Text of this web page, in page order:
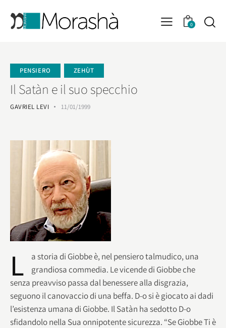
0
PENSIERO ZEHÙT
Il Satàn e il suo specchio
GAVRIEL LEVI 11/01/1999
L
a storia di Giobbe è, nel pensiero talmudico, una
grandiosa commedia. Le vicende di Giobbe che
senza preavviso passa dal benessere alla disgrazia,
seguono il canovaccio di una beffa. D-o si è giocato ai dadi
l’esistenza umana di Giobbe. Il Satàn ha sedotto D-o
sfidandolo nella Sua onnipotente sicurezza. “Se Giobbe Ti è